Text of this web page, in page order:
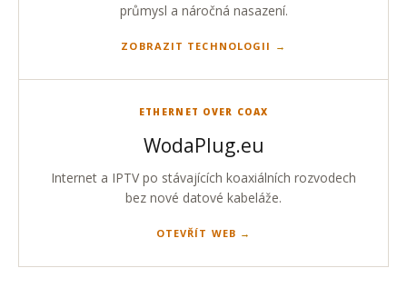
průmysl a náročná nasazení.
ZOBRAZIT TECHNOLOGII
ETHERNET OVER COAX
WodaPlug.eu
Internet a IPTV po stávajících koaxiálních rozvodech
bez nové datové kabeláže.
OTEVŘÍT WEB